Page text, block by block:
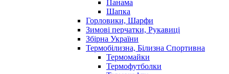
Панама
Шапка
Горловики, Шарфи
Зимові перчатки, Рукавиці
Збірна України
Термобілизна, Білизна Спортивна
Термомайки
Термофутболки